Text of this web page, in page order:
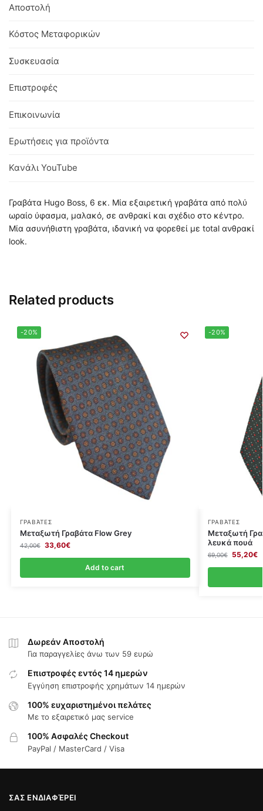
Αποστολή
Κόστος Μεταφορικών
Συσκευασία
Επιστροφές
Επικοινωνία
Ερωτήσεις για προϊόντα
Κανάλι YouTube
Γραβάτα Hugo Boss, 6 εκ. Μία εξαιρετική γραβάτα από πολύ
ωραίο ύφασμα, μαλακό, σε ανθρακί και σχέδιο στο κέντρο.
Μία ασυνήθιστη γραβάτα, ιδανική να φορεθεί με total ανθρακί
look.
Related products
-20%
ΓΡΑΒΆΤΕΣ
Μεταξωτή Γραβάτα Flow Grey
42,00€ 33,60€
Add to cart
-20%
ΓΡΑΒΆΤΕΣ
Μεταξωτή
λευκά πουά
69,00€ 55,20€
Δωρεάν Αποστολή
Για παραγγελίες άνω των 59 ευρώ
Επιστροφές εντός 14 ημερών
Εγγύηση επιστροφής χρημάτων 14 ημερών
100% ευχαριστημένοι πελάτες
Με το εξαιρετικό μας service
100% Ασφαλές Checkout
PayPal / MasterCard / Visa
ΣΑΣ ΕΝΔΙΑΦΈΡΕΙ